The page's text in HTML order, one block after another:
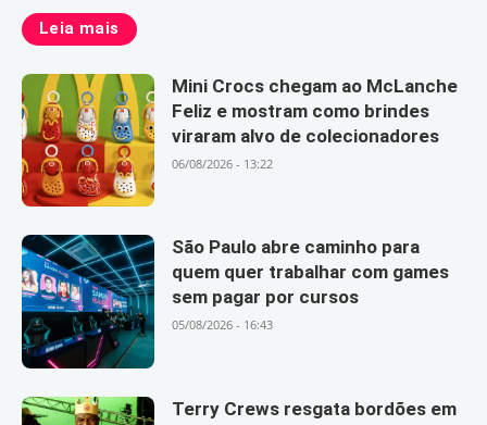
Leia mais
Mini Crocs chegam ao McLanche
Feliz e mostram como brindes
viraram alvo de colecionadores
06/08/2026 - 13:22
São Paulo abre caminho para
quem quer trabalhar com games
sem pagar por cursos
05/08/2026 - 16:43
Terry Crews resgata bordões em